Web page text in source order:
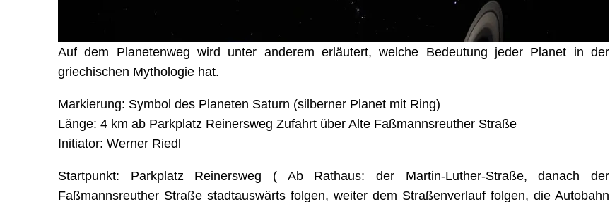
Auf dem Planetenweg wird unter anderem erläutert, welche Bedeutung jeder Planet in der
griechischen Mythologie hat.
Markierung: Symbol des Planeten Saturn (silberner Planet mit Ring)
Länge: 4 km ab Parkplatz Reinersweg Zufahrt über Alte Faßmannsreuther Straße
Initiator: Werner Riedl
Startpunkt: Parkplatz Reinersweg ( Ab Rathaus: der Martin-Luther-Straße, danach der
Faßmannsreuther Straße stadtauswärts folgen, weiter dem Straßenverlauf folgen, die Autobahn